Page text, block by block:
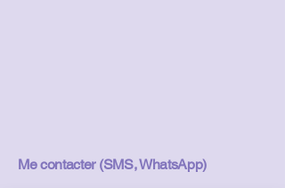
Me contacter (SMS, WhatsApp)